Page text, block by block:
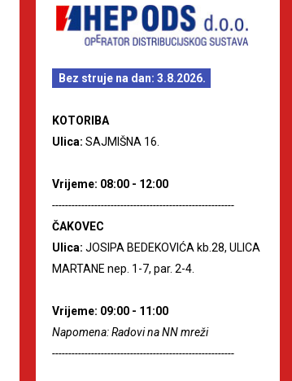
Bez struje na dan: 3.8.2026.
KOTORIBA
Ulica: SAJMIŠNA 16.
Vrijeme: 08:00 - 12:00
--------------------------------------------------------
ČAKOVEC
Ulica: JOSIPA BEDEKOVIĆA kb.28, ULICA
MARTANE nep. 1-7, par. 2-4.
Vrijeme: 09:00 - 11:00
Napomena: Radovi na NN mreži
--------------------------------------------------------